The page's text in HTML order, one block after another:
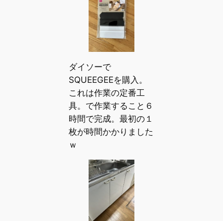
ダイソーで
SQUEEGEEを購入。
これは作業の定番工
具。で作業すること６
時間で完成。最初の１
枚が時間かかりました
ｗ